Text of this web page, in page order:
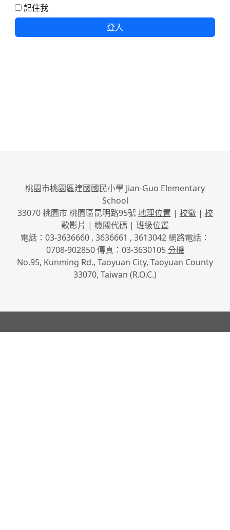
記住我
登入
桃園市桃園區建國國民小學 Jian-Guo Elementary
School
33070 桃園市 桃園區昆明路95號地理位置 | 校徽| 校
歌影片 | 機關代碼 | 班級位置
電話：03-3636660 , 3636661 , 3613042 網路電話：
0708-902850 傳真：03-3630105分機
No.95, Kunming Rd., Taoyuan City, Taoyuan County
33070, Taiwan (R.O.C.)